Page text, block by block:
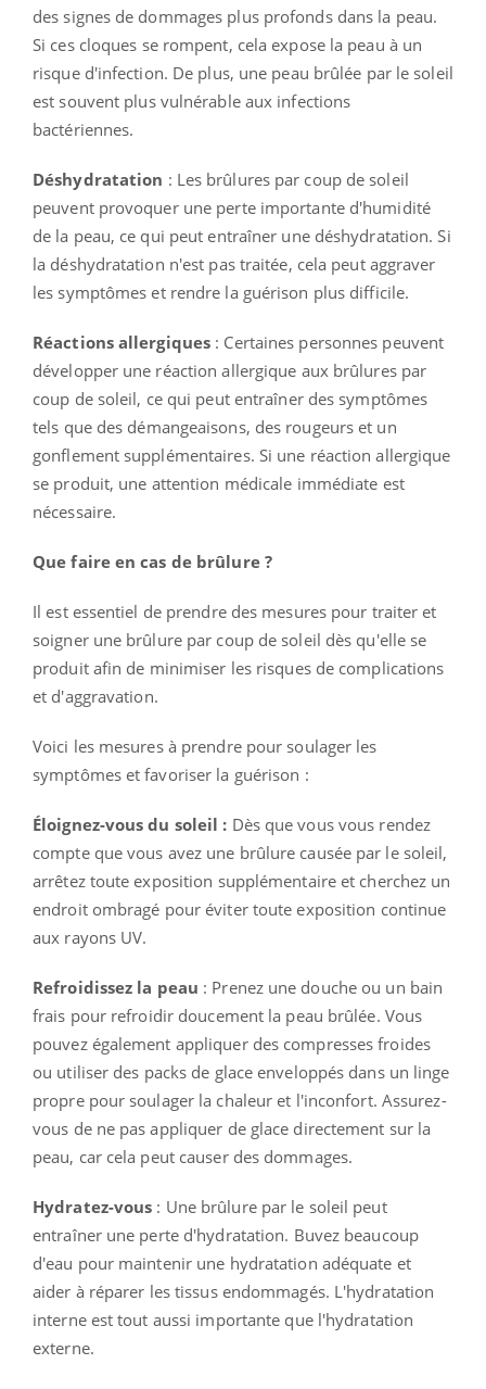
des signes de dommages plus profonds dans la peau.
Si ces cloques se rompent, cela expose la peau à un
risque d'infection. De plus, une peau brûlée par le soleil
est souvent plus vulnérable aux infections
bactériennes.
Déshydratation : Les brûlures par coup de soleil
peuvent provoquer une perte importante d'humidité
de la peau, ce qui peut entraîner une déshydratation. Si
la déshydratation n'est pas traitée, cela peut aggraver
les symptômes et rendre la guérison plus difficile.
Réactions allergiques : Certaines personnes peuvent
développer une réaction allergique aux brûlures par
coup de soleil, ce qui peut entraîner des symptômes
tels que des démangeaisons, des rougeurs et un
gonflement supplémentaires. Si une réaction allergique
se produit, une attention médicale immédiate est
nécessaire.
Que faire en cas de brûlure ?
Il est essentiel de prendre des mesures pour traiter et
soigner une brûlure par coup de soleil dès qu'elle se
produit afin de minimiser les risques de complications
et d'aggravation.
Voici les mesures à prendre pour soulager les
symptômes et favoriser la guérison :
Éloignez-vous du soleil : Dès que vous vous rendez
compte que vous avez une brûlure causée par le soleil,
arrêtez toute exposition supplémentaire et cherchez un
endroit ombragé pour éviter toute exposition continue
aux rayons UV.
Refroidissez la peau : Prenez une douche ou un bain
frais pour refroidir doucement la peau brûlée. Vous
pouvez également appliquer des compresses froides
ou utiliser des packs de glace enveloppés dans un linge
propre pour soulager la chaleur et l'inconfort. Assurez-
vous de ne pas appliquer de glace directement sur la
peau, car cela peut causer des dommages.
Hydratez-vous : Une brûlure par le soleil peut
entraîner une perte d'hydratation. Buvez beaucoup
d'eau pour maintenir une hydratation adéquate et
aider à réparer les tissus endommagés. L'hydratation
interne est tout aussi importante que l'hydratation
externe.